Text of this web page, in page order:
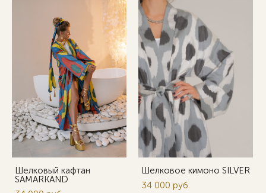
Шелковый кафтан
SAMARKAND
Шелковое кимоно SILVER
34 000 pуб.